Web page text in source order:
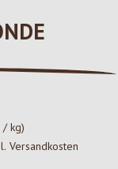
kg)
Versandkosten